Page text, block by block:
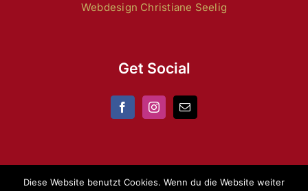
Webdesign Christiane Seelig
Get Social
Diese Website benutzt Cookies. Wenn du die Website weiter